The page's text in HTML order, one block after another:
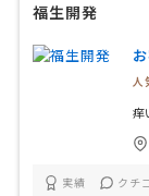
福生開発
人
痒
実績 クチ